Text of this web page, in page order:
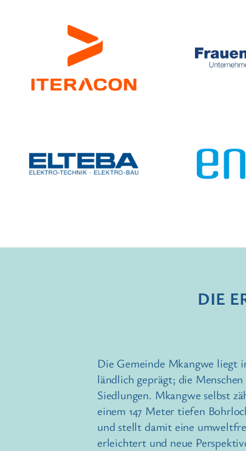
DIE
Die Gemeinde Mkangwe
ländlich geprägt; die
Siedlungen. Mkangwe selbst
einem 147 Meter tiefen
und stellt damit eine
erleichtert und neue